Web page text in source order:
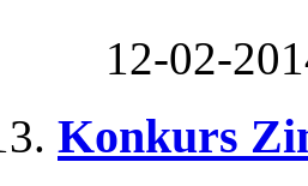
12-02-
Konkurs